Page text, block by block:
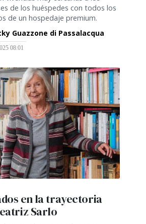
de los huéspedes con todos los
de un hospedaje premium.
Guazzone di Passalacqua
08:01
en la trayectoria
Sarlo